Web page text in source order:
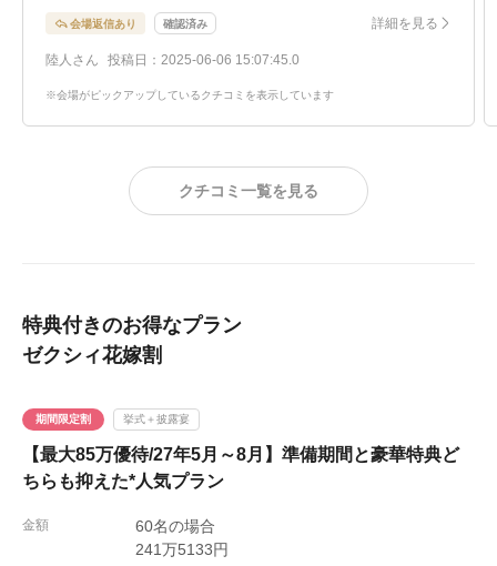
せず、大切なゲストとゆったりとした時間を過ごせるプラ
イベート感がしっかり確保されている点も素晴らしいと思
いました。また、スタッフの方々は丁寧で親切な対応でし
た。説明もとても分かりやすく、こちらの疑問や不安にも
こちらの式場のスタッフの対応が一番良かったと感じてい
会場返信あり 確認済み 詳細を見る
陸人さん 投稿日：2025-06-06 15:07:45.0
※会場がピックアップしているクチコミを表示しています
クチコミ一覧を見る
特典付きのお得なプラン
ゼクシィ花嫁割
期間限定割 挙式＋披露宴
【最大85万優待/27年5月～8月】準備期間と豪華特典ど
ちらも抑えた*人気プラン
金額
60名の場合
241万5133円